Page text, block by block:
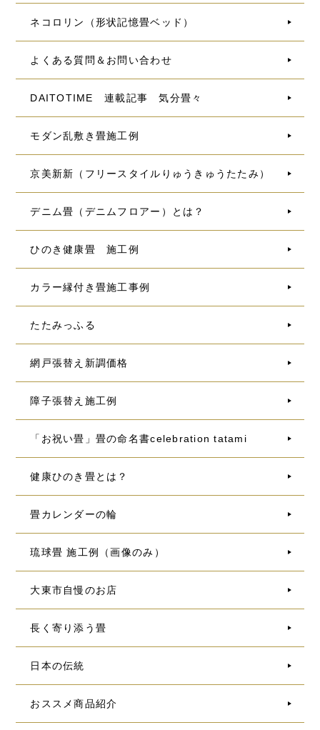
ネコロリン（形状記憶畳ベッド）
よくある質問＆お問い合わせ
DAITOTIME 連載記事 気分畳々
モダン乱敷き畳施工例
京美新新（フリースタイルりゅうきゅうたたみ）
デニム畳（デニムフロアー）とは？
ひのき健康畳 施工例
カラー縁付き畳施工事例
たたみっふる
網戸張替え新調価格
障子張替え施工例
「お祝い畳」畳の命名書celebration tatami
健康ひのき畳とは？
畳カレンダーの輪
琉球畳 施工例（画像のみ）
大東市自慢のお店
長く寄り添う畳
日本の伝統
おススメ商品紹介